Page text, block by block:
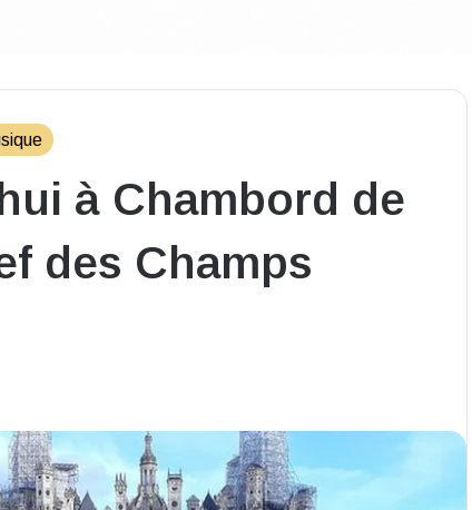
à Chambord de
des Champs